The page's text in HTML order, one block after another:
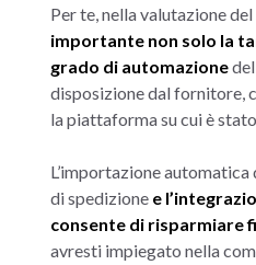
Per te, nella valutazione
importante non solo la
grado di automazione
disposizione dal fornitore,
la piattaforma su cui è
L’importazione
di spedizione e
consente di risparmiare
avresti impiegato nella